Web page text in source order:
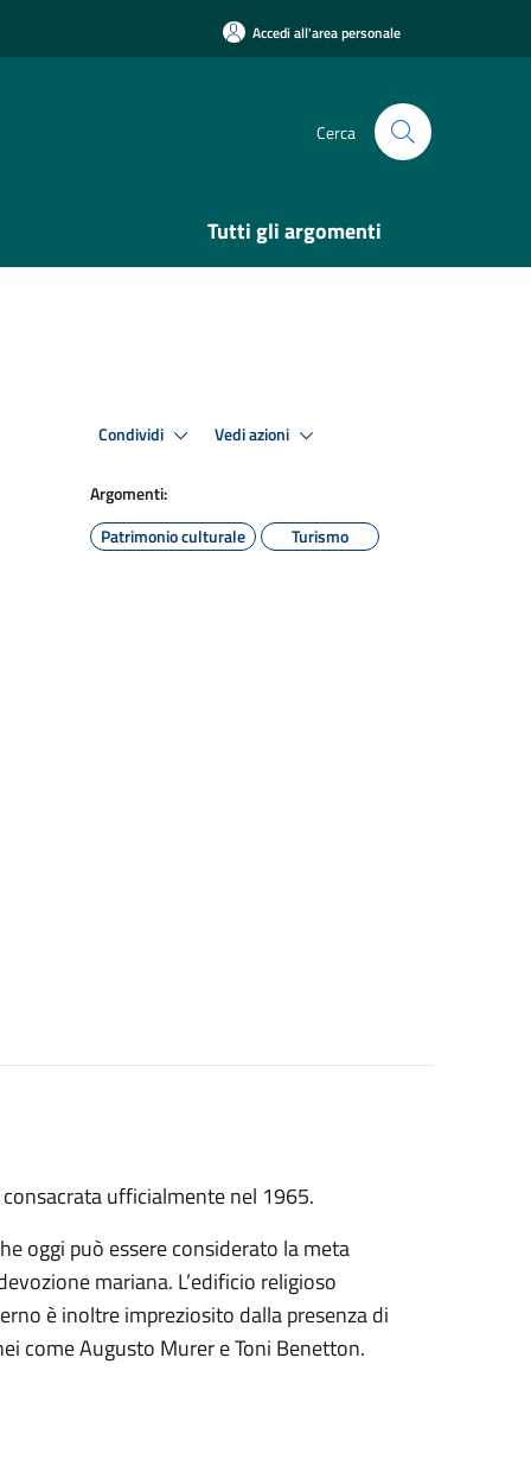
Accedi all'area personale
Cerca
Tutti gli argomenti
Condividi Vedi azioni
Argomenti:
Patrimonio culturale
Turismo
ufficialmente nel 1965.
oggi può essere considerato la meta
mariana. L’edificio religioso
è inoltre impreziosito dalla presenza di
come Augusto Murer e Toni Benetton.